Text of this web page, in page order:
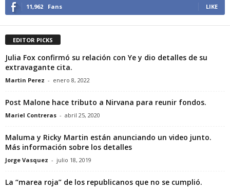
11,962 Fans LIKE
EDITOR PICKS
Julia Fox confirmó su relación con Ye y dio detalles de su
extravagante cita.
Martin Perez - enero 8, 2022
Post Malone hace tributo a Nirvana para reunir fondos.
Mariel Contreras - abril 25, 2020
Maluma y Ricky Martin están anunciando un video junto.
Más información sobre los detalles
Jorge Vasquez - julio 18, 2019
La “marea roja” de los republicanos que no se cumplió.